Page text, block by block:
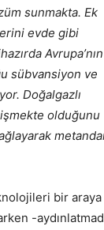
sunmakta. Ek
evde gibi
Avrupa’nın
sübvansiyon ve
Doğalgazlı
olduğunu
bir araya
-